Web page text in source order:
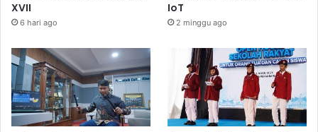
XVII
6 hari ago
IoT
2 minggu ago